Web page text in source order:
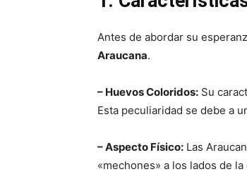
Antes de abordar su
Araucana.
– Huevos Coloridos: Su
Esta peculiaridad se debe a
– Aspecto Físico: Las
«mechones» a los lados de